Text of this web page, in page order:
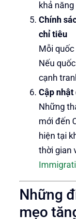
khả
Chính
chỉ tiêu
Mỗi quốc
Nếu
cạnh
Cập
Những
mới đến
hiện tại
thời gian
Những
mẹo